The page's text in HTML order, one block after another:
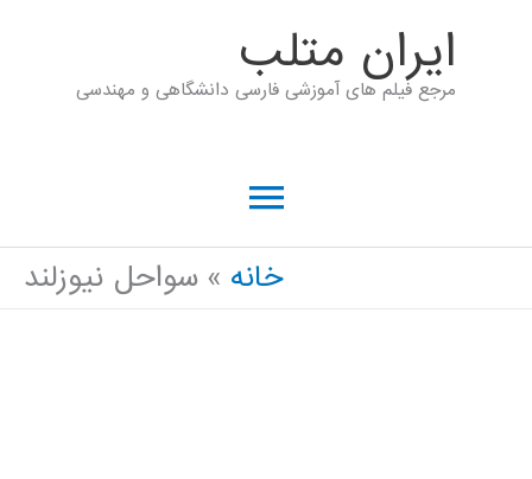
ايران متلب
مرجع فیلم های آموزشی فارسی دانشگاهی و مهندسی
فهرست
اصلی
خانه سواحل نیوزلند